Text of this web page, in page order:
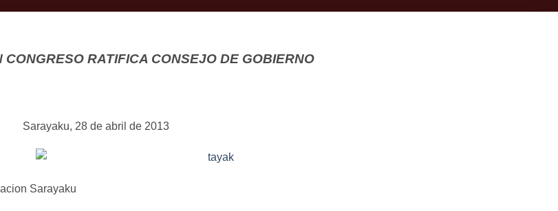
RATIFICA CONSEJO DE GOBIERNO
Sarayaku, 28 de abril de 2013